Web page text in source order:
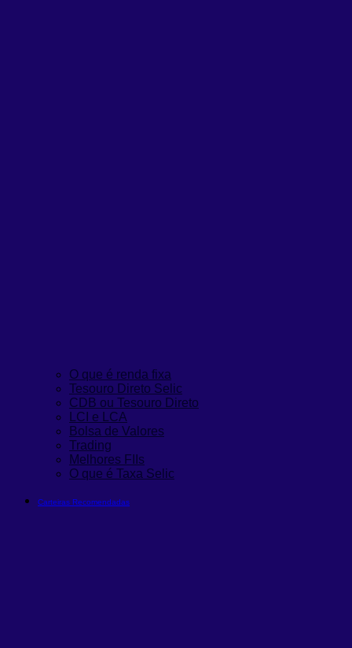
O que é renda fixa
Tesouro Direto Selic
CDB ou Tesouro Direto
LCI e LCA
Bolsa de Valores
Trading
Melhores FIIs
O que é Taxa Selic
Carteiras Recomendadas